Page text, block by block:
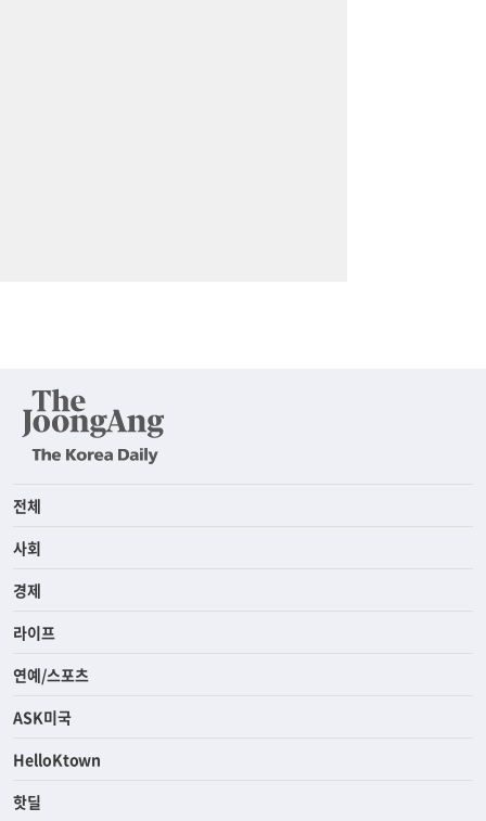
전체
사회
경제
라이프
연예/스포츠
ASK미국
HelloKtown
핫딜